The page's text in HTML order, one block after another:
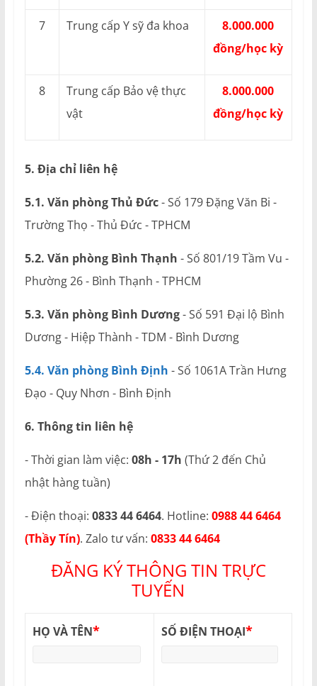
7 Trung cấp Y sỹ đa khoa
8.000.000
đồng/học kỳ
8
Trung cấp Bảo vệ thực
vật
8.000.000
đồng/học kỳ
5. Địa chỉ liên hệ
5.1. Văn phòng Thủ Đức- Số 179 Đặng Văn Bi -
Trường Thọ - Thủ Đức - TPHCM
5.2. Văn phòng Bình Thạnh - Số 801/19 Tầm Vu -
Phường 26 - Bình Thạnh - TPHCM
5.3. Văn phòng Bình Dương- Số 591 Đại lộ Bình
Dương - Hiệp Thành - TDM - Bình Dương
5.4. Văn phòng Bình Định - Số 1061A Trần Hưng
Đạo - Quy Nhơn - Bình Định
6. Thông tin liên hệ
- Thời gian làm việc: 08h - 17h (Thứ 2 đến Chủ
nhật hàng tuần)
- Điện thoại: 0833 44 6464. Hotline: 0988 44 6464
(Thầy Tín). Zalo tư vấn: 0833 44 6464
ĐĂNG KÝ THÔNG TIN TRỰC
TUYẾN
HỌ VÀ TÊN* SỐ ĐIỆN THOẠI*